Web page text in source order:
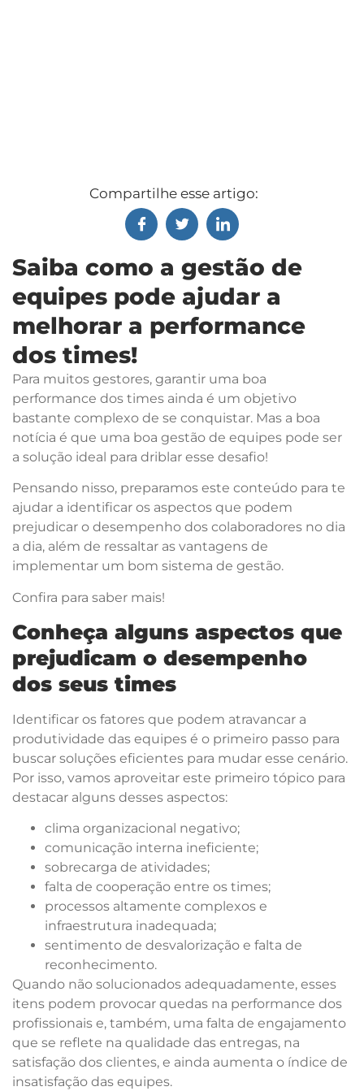
Compartilhe esse artigo:
Saiba como a gestão de
equipes pode ajudar a
melhorar a performance
dos times!
Para muitos gestores, garantir uma boa
performance dos times ainda é um objetivo
bastante complexo de se conquistar. Mas a boa
notícia é que uma boa gestão de equipes pode ser
a solução ideal para driblar esse desafio!
Pensando nisso, preparamos este conteúdo para te
ajudar a identificar os aspectos que podem
prejudicar o desempenho dos colaboradores no dia
a dia, além de ressaltar as vantagens de
implementar um bom sistema de gestão.
Confira para saber mais!
Conheça alguns aspectos que
prejudicam o desempenho
dos seus times
Identificar os fatores que podem atravancar a
produtividade das equipes é o primeiro passo para
buscar soluções eficientes para mudar esse cenário.
Por isso, vamos aproveitar este primeiro tópico para
destacar alguns desses aspectos:
clima organizacional negativo;
comunicação interna ineficiente;
sobrecarga de atividades;
falta de cooperação entre os times;
processos altamente complexos e
infraestrutura inadequada;
sentimento de desvalorização e falta de
reconhecimento.
Quando não solucionados adequadamente, esses
itens podem provocar quedas na performance dos
profissionais e, também, uma falta de engajamento
que se reflete na qualidade das entregas, na
satisfação dos clientes, e ainda aumenta o índice de
insatisfação das equipes.